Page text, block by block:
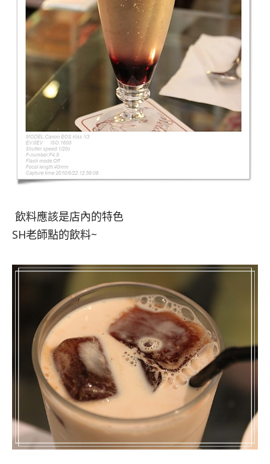
飲料應該是店內的特色
SH老師點的飲料~